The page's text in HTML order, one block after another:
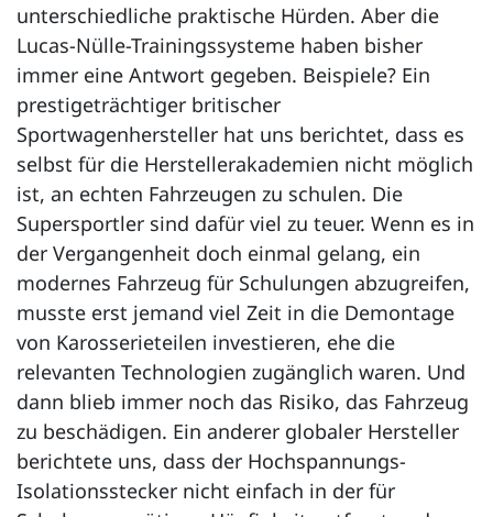
unterschiedliche praktische Hürden. Aber die
Lucas-Nülle-Trainingssysteme haben bisher
immer eine Antwort gegeben. Beispiele? Ein
prestigeträchtiger britischer
Sportwagenhersteller hat uns berichtet, dass es
selbst für die Herstellerakademien nicht möglich
ist, an echten Fahrzeugen zu schulen. Die
Supersportler sind dafür viel zu teuer. Wenn es in
der Vergangenheit doch einmal gelang, ein
modernes Fahrzeug für Schulungen abzugreifen,
musste erst jemand viel Zeit in die Demontage
von Karosserieteilen investieren, ehe die
relevanten Technologien zugänglich waren. Und
dann blieb immer noch das Risiko, das Fahrzeug
zu beschädigen. Ein anderer globaler Hersteller
berichtete uns, dass der Hochspannungs-
Isolationsstecker nicht einfach in der für